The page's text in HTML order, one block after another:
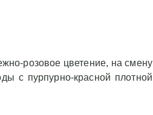
розовое цветение, на смену
с пурпурно-красной плотной